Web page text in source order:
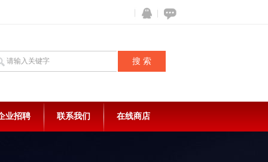
业招聘 联系我们 在线商店